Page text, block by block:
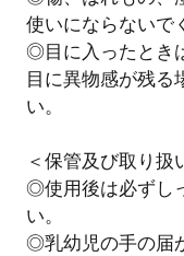
使いにならないで
◎目に入ったとき
目に異物感が残る
い。
＜保管及び取り扱
◎使用後は必ずし
い。
◎乳幼児の手の届